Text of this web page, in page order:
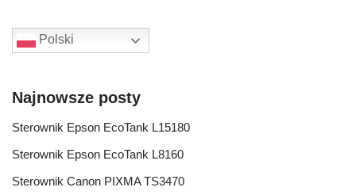
Polski
Najnowsze posty
Sterownik Epson EcoTank L15180
Sterownik Epson EcoTank L8160
Sterownik Canon PIXMA TS3470